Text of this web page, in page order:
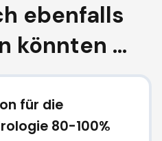
ebenfalls
könnten ...
für die
80-100%